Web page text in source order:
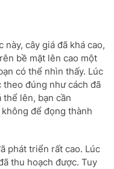
này, cây giá đã khá cao,
bề mặt lên cao một
có thể nhìn thấy. Lúc
đúng như cách đã
lên, bạn cần
để đọng thành
phát triển rất cao. Lúc
thu hoạch được. Tuy